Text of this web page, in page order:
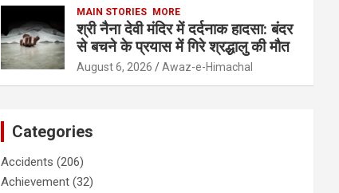
MAIN STORIES MORE
श्री नैना देवी मंदिर में दर्दनाक हादसा: बंदर
से बचने के प्रयास में गिरे श्रद्धालु की मौत
August 6, 2026 Awaz-e-Himachal
Categories
Accidents (206)
Achievement (32)